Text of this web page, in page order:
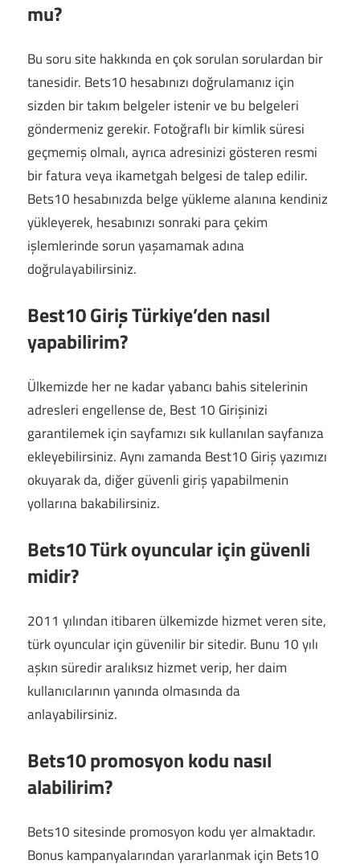
mu?
Bu soru site hakkında en çok sorulan sorulardan bir
tanesidir. Bets10 hesabınızı doğrulamanız için
sizden bir takım belgeler istenir ve bu belgeleri
göndermeniz gerekir. Fotoğraflı bir kimlik süresi
geçmemiş olmalı, ayrıca adresinizi gösteren resmi
bir fatura veya ikametgah belgesi de talep edilir.
Bets10 hesabınızda belge yükleme alanına kendiniz
yükleyerek, hesabınızı sonraki para çekim
işlemlerinde sorun yaşamamak adına
doğrulayabilirsiniz.
Best10 Giriş Türkiye’den nasıl
yapabilirim?
Ülkemizde her ne kadar yabancı bahis sitelerinin
adresleri engellense de, Best 10 Girişinizi
garantilemek için sayfamızı sık kullanılan sayfanıza
ekleyebilirsiniz. Aynı zamanda Best10 Giriş yazımızı
okuyarak da, diğer güvenli giriş yapabilmenin
yollarına bakabilirsiniz.
Bets10 Türk oyuncular için güvenli
midir?
2011 yılından itibaren ülkemizde hizmet veren site,
türk oyuncular için güvenilir bir sitedir. Bunu 10 yılı
aşkın süredir aralıksız hizmet verip, her daim
kullanıcılarının yanında olmasında da
anlayabilirsiniz.
Bets10 promosyon kodu nasıl
alabilirim?
Bets10 sitesinde promosyon kodu yer almaktadır.
Bonus kampanyalarından yararlanmak için Bets10